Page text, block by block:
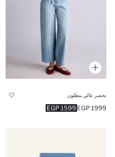
بخصر عالي بنطلون
1599 EGP 1999 EGP